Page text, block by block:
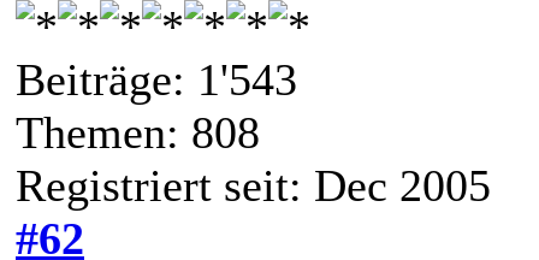
Beiträge: 1'543
Themen: 808
Registriert seit: Dec 2005
#62